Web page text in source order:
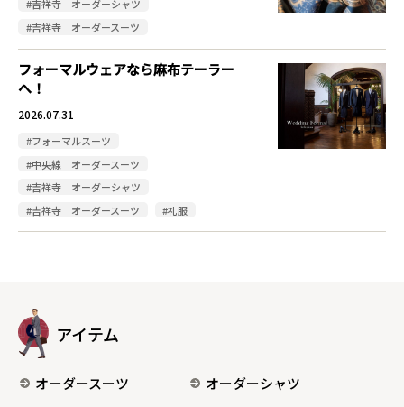
#吉祥寺 オーダーシャツ
#吉祥寺 オーダースーツ
フォーマルウェアなら麻布テーラー
へ！
2026.07.31
#フォーマルスーツ
#中央線 オーダースーツ
#吉祥寺 オーダーシャツ
#吉祥寺 オーダースーツ
#礼服
アイテム
オーダースーツ
オーダーシャツ